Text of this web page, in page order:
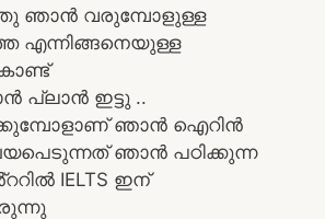
ഞാൻ വരുമ്പോളുള്ള
എന്നിങ്ങനെയുള്ള
പ്ലാൻ ഇട്ടു ..
ഞാൻ ഐറിൻ
ഞാൻ പഠിക്കുന്ന
IELTS ഇന്